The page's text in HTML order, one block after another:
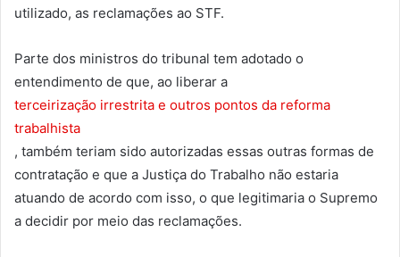
utilizado, as reclamações ao STF.
Parte dos ministros do tribunal tem adotado o
entendimento de que, ao liberar a
terceirização irrestrita e outros pontos da reforma
trabalhista
, também teriam sido autorizadas essas outras formas de
contratação e que a Justiça do Trabalho não estaria
atuando de acordo com isso, o que legitimaria o Supremo
a decidir por meio das reclamações.